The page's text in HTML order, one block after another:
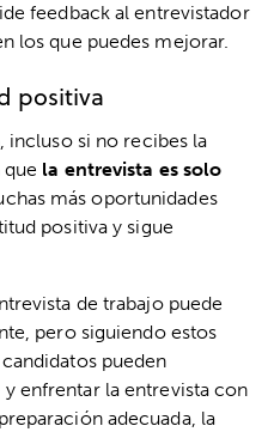
feedback al entrevistador
los que puedes mejorar.
positiva
incluso si no recibes la
la entrevista es solo
más oportunidades
positiva y sigue
de trabajo puede
pero siguiendo estos
pueden
enfrentar la entrevista con
adecuada, la